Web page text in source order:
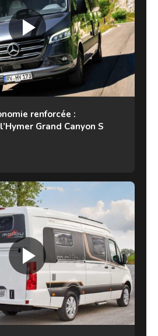
renforcée :
Grand Canyon S